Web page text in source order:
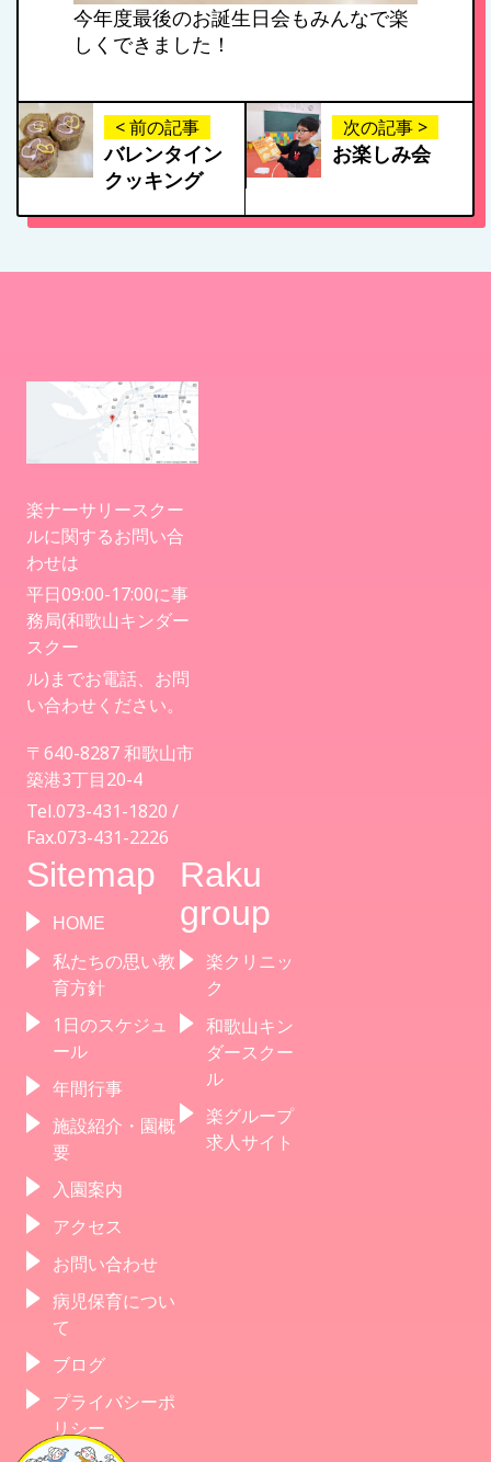
今年度最後のお誕生日会もみんなで楽
しくできました！
< 前の記事
バレンタイン
クッキング
次の記事 >
お楽しみ会
楽ナーサリースクー
ルに関するお問い合
わせは
平日09:00-17:00に事
務局(和歌山キンダー
スクー
ル)までお電話、お問
い合わせください。
〒640-8287 和歌山市
築港3丁目20-4
Tel.073-431-1820 /
Fax.073-431-2226
Sitemap
HOME
私たちの思い教
育方針
1日のスケジュ
ール
年間行事
施設紹介・園概
要
入園案内
アクセス
お問い合わせ
病児保育につい
て
ブログ
プライバシーポ
リシー
Raku
group
楽クリニッ
ク
和歌山キン
ダースクー
ル
楽グループ
求人サイト